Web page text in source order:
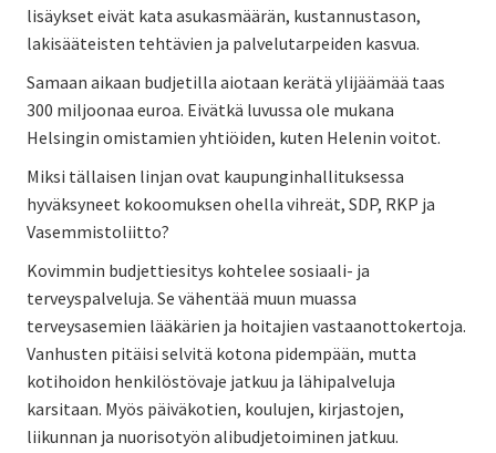
lisäykset eivät kata asukasmäärän, kustannustason,
lakisääteisten tehtävien ja palvelutarpeiden kasvua.
Samaan aikaan budjetilla aiotaan kerätä ylijäämää taas
300 miljoonaa euroa. Eivätkä luvussa ole mukana
Helsingin omistamien yhtiöiden, kuten Helenin voitot.
Miksi tällaisen linjan ovat kaupunginhallituksessa
hyväksyneet kokoomuksen ohella vihreät, SDP, RKP ja
Vasemmistoliitto?
Kovimmin budjettiesitys kohtelee sosiaali- ja
terveyspalveluja. Se vähentää muun muassa
terveysasemien lääkärien ja hoitajien vastaanottokertoja.
Vanhusten pitäisi selvitä kotona pidempään, mutta
kotihoidon henkilöstövaje jatkuu ja lähipalveluja
karsitaan. Myös päiväkotien, koulujen, kirjastojen,
liikunnan ja nuorisotyön alibudjetoiminen jatkuu.